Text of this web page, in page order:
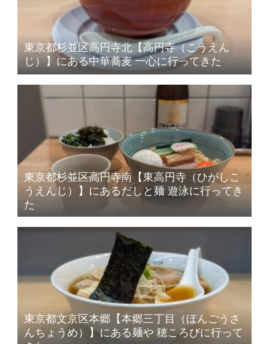
東京都杉並区高円寺北【高円寺（こうえん
じ）】にある中華蕎麦 一心に行ってきた
東京都杉並区高円寺南【東高円寺（ひがしこ
うえんじ）】にあるだしと麺 遊泳に行ってき
た
東京都文京区本郷【本郷三丁目（ほんごうさ
んちょうめ）】にある麺や 穂ころびに行って